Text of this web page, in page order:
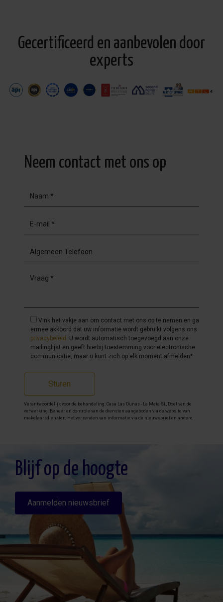
Gecertificeerd en aanbevolen door
experts
Neem contact met ons op
Vink het vakje aan om contact met ons op te nemen en ga
ermee akkoord dat uw informatie wordt gebruikt volgens ons
privacybeleid
. U wordt automatisch toegevoegd aan onze
mailinglijst en geeft hierbij toestemming voor electronische
communicatie, maar u kunt zich op elk moment afmelden*
Sturen
Verantwoordelijk voor de behandeling: Casa Las Dunas - La Mata SL, Doel van de
verwerking: Beheer en controle van de diensten aangeboden via de website van
makelaarsdiensten, Het verzenden van informatie via de nieuwsbrief en andere,
gedetailleerde informatie over gegevensbescherming kan
geraadpleegd
Blijf op de hoogte
Aanmelden nieuwsbrief